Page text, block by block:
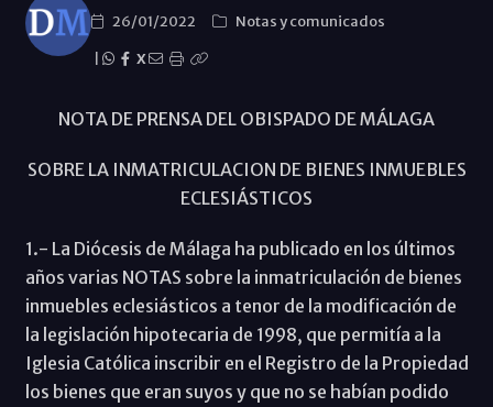
26/01/2022
Notas y comunicados
X
NOTA DE PRENSA DEL OBISPADO DE MÁLAGA
SOBRE LA INMATRICULACION DE BIENES INMUEBLES
ECLESIÁSTICOS
1.- La Diócesis de Málaga ha publicado en los últimos
años varias NOTAS sobre la inmatriculación de bienes
inmuebles eclesiásticos a tenor de la modificación de
la legislación hipotecaria de 1998, que permitía a la
Iglesia Católica inscribir en el Registro de la Propiedad
los bienes que eran suyos y que no se habían podido